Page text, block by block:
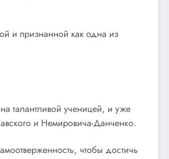
и признанной как одна из
талантливой ученицей, и уже
и Немировича-Данченко.
чтобы достичь